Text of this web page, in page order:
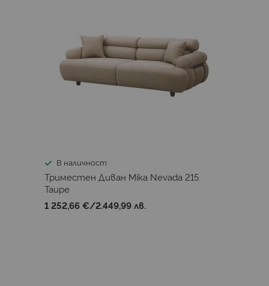
В наличност
Триместен Диван Mika Nevada 215
Taupe
1 252,66 €/2.449,99 лв.